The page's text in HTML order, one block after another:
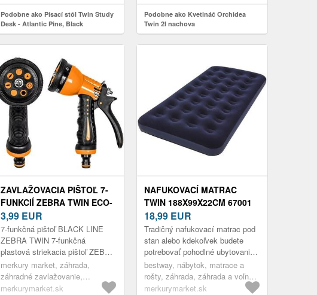
Podobne ako Písací stôl Twin Study
Desk - Atlantic Pine, Black
Podobne ako Kvetináč Orchidea
Twin 2l nachova
ZAVLAŽOVACIA PIŠTOĽ 7-
FUNKCIÍ ZEBRA TWIN ECO-
7203T
3,99 EUR
7-funkčná pištoľ BLACK LINE
ZEBRA TWIN 7-funkčná
plastová striekacia pištoľ ZEBRA
. Umožňuje vám polievať rôznymi
prúdmi vody: od
koncentrovaného s...
merkury market, záhrada,
záhradné zavlažovanie,
zavlažovacie systémy
merkurymarket.sk
NAFUKOVACÍ MATRAC
TWIN 188X99X22CM 67001
18,99 EUR
Tradičný nafukovací matrac pod
stan alebo kdekoľvek budete
potrebovať pohodlné ubytovanie.
Vďaka vytrvalému vinylu a
semišovému povrchu, veľmi
dobr...
bestway, nábytok, matrace a
rošty, záhrada, záhrada a voľný
čas
merkurymarket.sk